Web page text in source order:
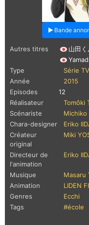
Bande
Autres titres
山田
Type
Série
Année
2015
Episodes
12
Réalisateur
Tomôki
Scénariste
Michiko
Chara-designer
Eriko
Créateur
original
Miki
Directeur de
l'animation
Eriko
Musique
Masaru
Animation
LIDEN
Genres
Ecchi
Tags
#école